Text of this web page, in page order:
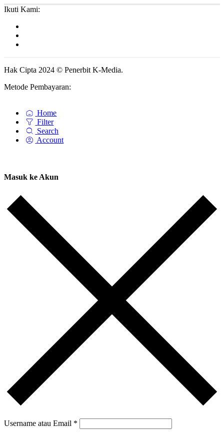
Ikuti Kami:
Hak Cipta 2024 © Penerbit K-Media.
Metode Pembayaran:
Home
Filter
Search
Account
Masuk ke Akun
Username atau Email *